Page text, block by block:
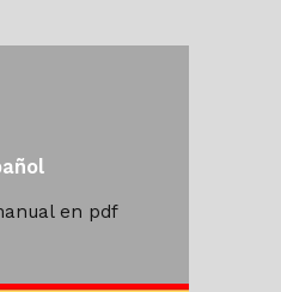
en pdf